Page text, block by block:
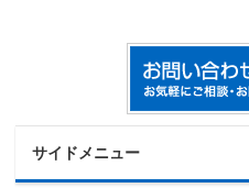
サイドメニュー